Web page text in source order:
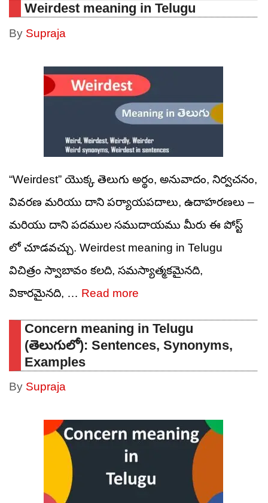
Weirdest meaning in Telugu
By Supraja
“Weirdest” యొక్క తెలుగు అర్థం, అనువాదం, నిర్వచనం,
వివరణ మరియు దాని పర్యాయపదాలు, ఉదాహరణలు –
మరియు దాని పదముల సముదాయము మీరు ఈ పోస్ట్
లో చూడవచ్చు. Weirdest meaning in Telugu
విచిత్రం స్వాబావం కలది, సమస్యాత్మకమైనది,
వికారమైనది, … Read more
Concern meaning in Telugu
(తెలుగులో): Sentences, Synonyms,
Examples
By Supraja